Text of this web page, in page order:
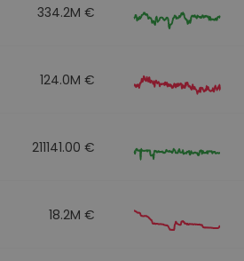
334.2M €
124.0M €
211141.00 €
18.2M €